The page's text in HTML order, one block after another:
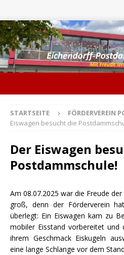
STARTSEITE FÖRDERVEREIN
Eiswagen besucht die
Der Eiswagen
Postdammschule!
Am 08.07.2025 war die Freude
groß, denn der Förderverein
überlegt: Ein Eiswagen kam zu
mobiler Eisstand vorbereitet und
ihrem Geschmack Eiskugeln
eine lange Schlange vor dem